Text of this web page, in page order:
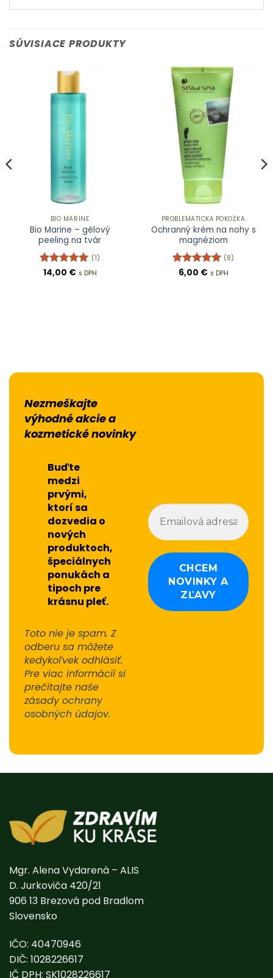
SÚVISIACE PRODUKTY
BIO MARINE
Bio Marine – gélový
peeling na tvár
Hodnotenie
(1)
14,00 € s DPH
PROBLEMATICKÁ POKOŽKA
Ochranný krém na nohy s
magnéziom
Hodnotenie
(8)
6,00 € s DPH
Nezmeškajte
výhodné akcie a
kozmetické novinky
Buďte
medzi
prvými,
ktorí sa
dozvedia o
nových
produktoch,
špeciálnych
ponukách a
tipoch pre
krásnu pleť.
Toto nie je spam. Z
odberu sa môžete
kedykoľvek odhlásiť.
Pre viac informácií si
prečítajte naše
zásadyochrany
osobných údajov.
Mgr. Alena Vydarená – ALIS
D. Jurkoviča 420/21
906 13 Brezová pod Bradlom
Slovensko
IČO: 40470946
DIČ: 1028226617
IČ DPH: SK1028226617